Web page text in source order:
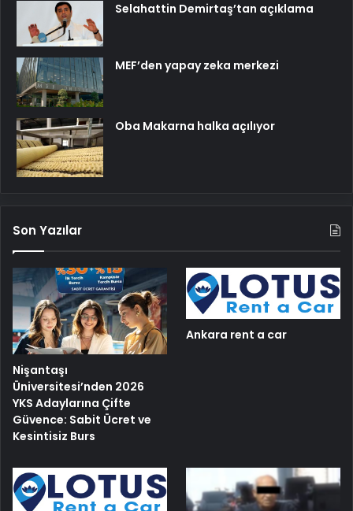
Selahattin Demirtaş’tan açıklama
MEF’den yapay zeka merkezi
Oba Makarna halka açılıyor
Son Yazılar
Nişantaşı
Üniversitesi’nden 2026
YKS Adaylarına Çifte
Güvence: Sabit Ücret ve
Kesintisiz Burs
Ankara rent a car